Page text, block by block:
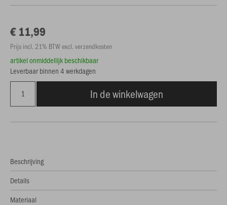
€ 11,99
Prijs incl. 21% BTW excl. verzendkosten
artikel onmiddellijk beschikbaar
Leverbaar binnen 4 werkdagen
In de winkelwagen
Beschrijving
Details
Materiaal